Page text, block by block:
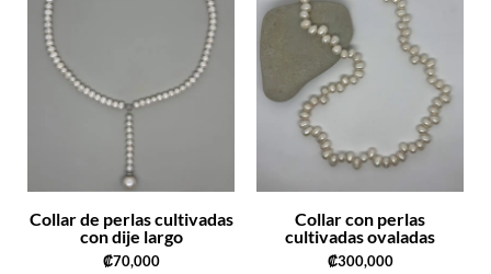
Collar de perlas cultivadas
con dije largo
₡70,000
Collar con perlas
cultivadas ovaladas
₡300,000